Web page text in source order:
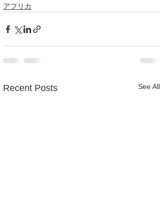
アフリカ
Recent Posts See All